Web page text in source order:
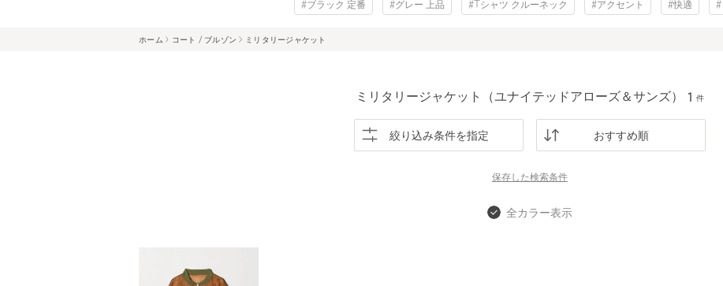
#ブラック 定番 #グレー 上品 #Tシャツ クルーネック #アクセント #快適 #
ホーム コート / ブルゾン ミリタリージャケット
ミリタリージャケット（ユナイテッドアローズ＆サンズ） 1 件
絞り込み条件を指定 おすすめ順
保存した検索条件
全カラー表示